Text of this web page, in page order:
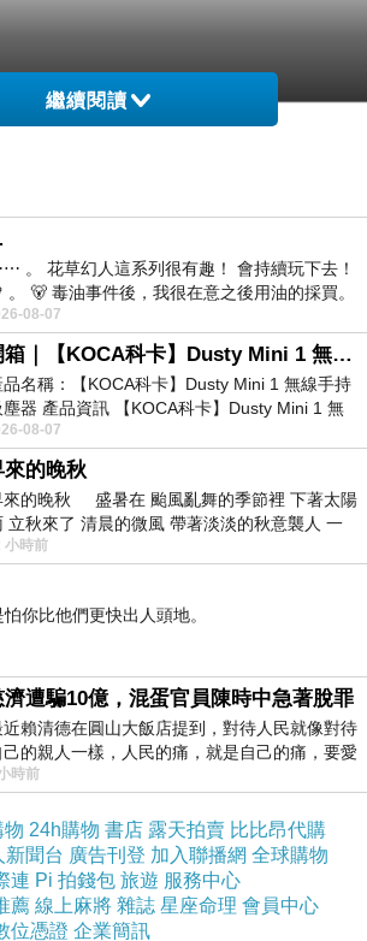
雅超彈力蕾絲碎花洋裝 610 S
繼續閱讀
。 花草幻人這系列很有趣！ 會持續玩下去！
。 🐻 毒油事件後，我很在意之後用油的採買。
購買了我之前就很愛
08-07
開箱｜【KOCA科卡】Dusty Mini 1 無線手持吸塵器
品名稱：【KOCA科卡】Dusty Mini 1 無線手持
塵器 產品資訊 【KOCA科卡】Dusty Mini 1 無
手持吸塵器評語： 能吸、能吹兼具兩
08-07
來的晚秋
來的晚秋 盛暑在 颱風亂舞的季節裡 下著太陽
立秋來了 清晨的微風 帶著淡淡的秋意襲人 一
又被赤
小時前
你比他們更快出人頭地。
濟遭騙10億，混蛋官員陳時中急著脫罪
近賴清德在圓山大飯店提到，對待人民就像對待
己的親人一樣，人民的痛，就是自己的痛，要愛
如親，說的這麼好聽，實際上根本沒做
時前
物 24h購物 書店 露天拍賣 比比昂代購
新聞台 廣告刊登 加入聯播網 全球購物
連 Pi 拍錢包 旅遊 服務中心
薦 線上麻將 雜誌 星座命理 會員中心
位憑證 企業簡訊